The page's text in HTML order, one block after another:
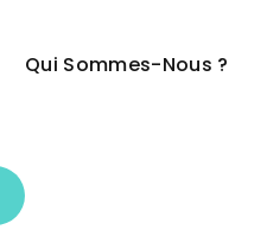
Qui Sommes-Nous ?